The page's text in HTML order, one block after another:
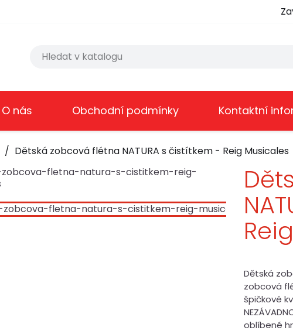
O nás Obchodní podmínky Kontaktní
Dětská zobcová flétna NATURA s čistítkem - Reig Musicales
Dětská
zobcová
špičkové
oblíbené